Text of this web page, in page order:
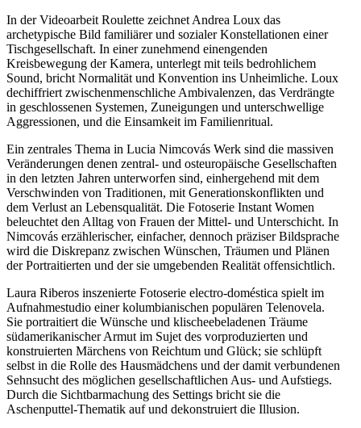
In der Videoarbeit Roulette zeichnet Andrea Loux das
archetypische Bild familiärer und sozialer Konstellationen einer
Tischgesellschaft. In einer zunehmend einengenden
Kreisbewegung der Kamera, unterlegt mit teils bedrohlichem
Sound, bricht Normalität und Konvention ins Unheimliche. Loux
dechiffriert zwischenmenschliche Ambivalenzen, das Verdrängte
in geschlossenen Systemen, Zuneigungen und unterschwellige
Aggressionen, und die Einsamkeit im Familienritual.
Ein zentrales Thema in Lucia Nimcovás Werk sind die massiven
Veränderungen denen zentral- und osteuropäische Gesellschaften
in den letzten Jahren unterworfen sind, einhergehend mit dem
Verschwinden von Traditionen, mit Generationskonflikten und
dem Verlust an Lebensqualität. Die Fotoserie Instant Women
beleuchtet den Alltag von Frauen der Mittel- und Unterschicht. In
Nimcovás erzählerischer, einfacher, dennoch präziser Bildsprache
wird die Diskrepanz zwischen Wünschen, Träumen und Plänen
der Portraitierten und der sie umgebenden Realität offensichtlich.
Laura Riberos inszenierte Fotoserie electro-doméstica spielt im
Aufnahmestudio einer kolumbianischen populären Telenovela.
Sie portraitiert die Wünsche und klischeebeladenen Träume
südamerikanischer Armut im Sujet des vorproduzierten und
konstruierten Märchens von Reichtum und Glück; sie schlüpft
selbst in die Rolle des Hausmädchens und der damit verbundenen
Sehnsucht des möglichen gesellschaftlichen Aus- und Aufstiegs.
Durch die Sichtbarmachung des Settings bricht sie die
Aschenputtel-Thematik auf und dekonstruiert die Illusion.